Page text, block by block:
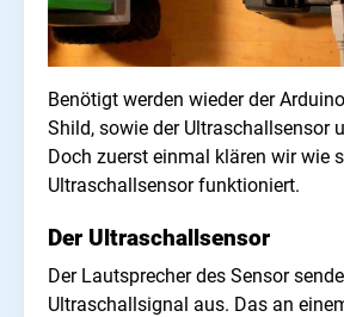
Benötigt werden wieder der
Shild, sowie der Ultraschallsensor
Doch zuerst einmal klären wir wie
Ultraschallsensor funktioniert.
Der Ultraschallsensor
Der Lautsprecher des Sensor
Ultraschallsignal aus. Das an